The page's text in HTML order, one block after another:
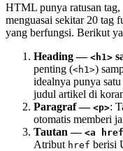
HTML punya ratusan tag,
menguasai sekitar 20 tag
yang berfungsi. Berikut
Heading — <h1>
penting (<h1>)
idealnya punya satu
judul artikel di
Paragraf — <p>:
otomatis memberi
Tautan — <a
Atribut href berisi